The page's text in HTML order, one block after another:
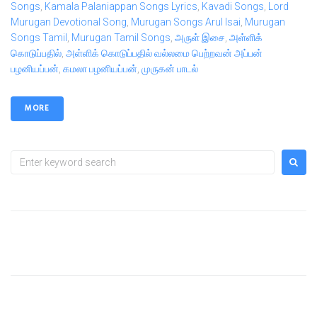
Songs, Kamala Palaniappan Songs Lyrics, Kavadi Songs, Lord
Murugan Devotional Song, Murugan Songs Arul Isai, Murugan
Songs Tamil , Murugan Tamil Songs, அருள் இசை, அள்ளிக்
கொடுப்பதில், அள்ளிக் கொடுப்பதில் வல்லமை பெற்றவன் அப்பன்
பழனியப்பன், கமலா பழனியப்பன், முருகன் பாடல்
MORE